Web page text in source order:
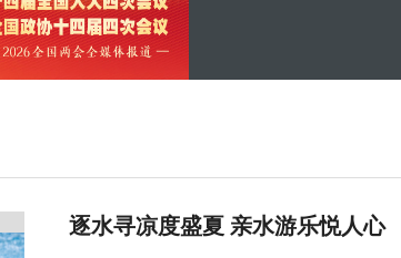
逐水寻凉度盛夏 亲水游乐悦人心